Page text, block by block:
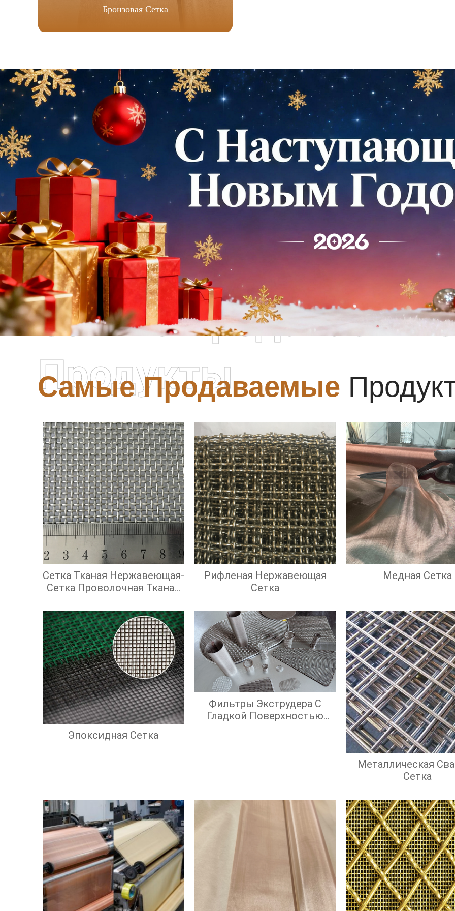
Бронзовая Сетка
Самые Продаваемые
Самые Продаваемые
Продукты
Сетка Тканая Нержавеющая-
Сетка Проволочная Тканая
Рифленая Нержавеющая
Сетка
Медная Сетка
Эпоксидная Сетка
Фильтры Экструдера С
Гладкой Поверхностью
Металлическая
Сетка